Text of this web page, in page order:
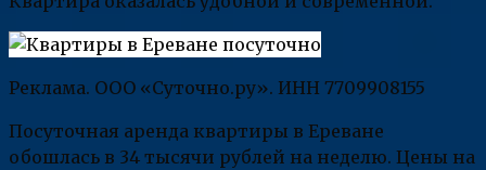
Реклама. ООО «Суточно.ру». ИНН 7709908155
Посуточная аренда квартиры в Ереване
обошлась в 34 тысячи рублей на неделю. Цены на